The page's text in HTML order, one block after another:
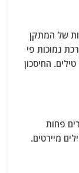
של המתקן
נמוכות פי
החיסכון
פחות
מיירטים.